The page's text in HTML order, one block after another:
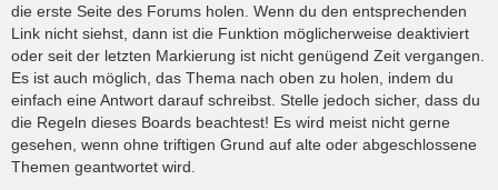
die erste Seite des Forums holen. Wenn du den entsprechenden
Link nicht siehst, dann ist die Funktion möglicherweise deaktiviert
oder seit der letzten Markierung ist nicht genügend Zeit vergangen.
Es ist auch möglich, das Thema nach oben zu holen, indem du
einfach eine Antwort darauf schreibst. Stelle jedoch sicher, dass du
die Regeln dieses Boards beachtest! Es wird meist nicht gerne
gesehen, wenn ohne triftigen Grund auf alte oder abgeschlossene
Themen geantwortet wird.